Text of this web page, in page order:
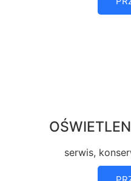
serwis,